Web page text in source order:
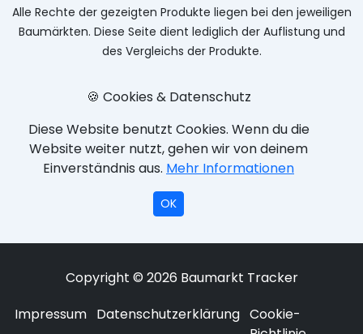
Alle Rechte der gezeigten Produkte liegen bei den jeweiligen
Baumärkten. Diese Seite dient lediglich der Auflistung und
des Vergleichs der Produkte.
🍪 Cookies & Datenschutz
Diese Website benutzt Cookies. Wenn du die
Website weiter nutzt, gehen wir von deinem
Einverständnis aus. Mehr Informationen
OK
Copyright © 2026 Baumarkt Tracker
Impressum Datenschutzerklärung Cookie-